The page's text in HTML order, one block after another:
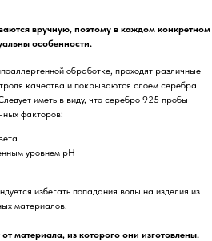
вручную, поэтому в каждом конкретном
особенности.
обработке, проходят различные
качества и покрываются слоем серебра
иметь в виду, что серебро 925 пробы
факторов:
уровнем pH
избегать попадания воды на изделия из
материалов.
материала, из которого они изготовлены.